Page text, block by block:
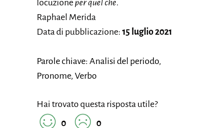
locuzione per quel che.
Raphael Merida
Data di pubblicazione: 15 luglio 2021
Parole chiave: Analisi del periodo,
Pronome, Verbo
Hai trovato questa risposta utile?
0
0